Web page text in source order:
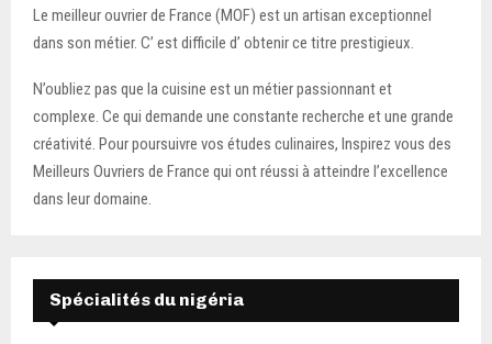
Le meilleur ouvrier de France (MOF) est un artisan exceptionnel
dans son métier. C’ est difficile d’ obtenir ce titre prestigieux.
N’oubliez pas que la cuisine est un métier passionnant et
complexe. Ce qui demande une constante recherche et une grande
créativité. Pour poursuivre vos études culinaires, Inspirez vous des
Meilleurs Ouvriers de France qui ont réussi à atteindre l’excellence
dans leur domaine.
Spécialités du nigéria